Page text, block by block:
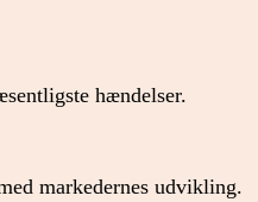
hændelser.
markedernes udvikling.